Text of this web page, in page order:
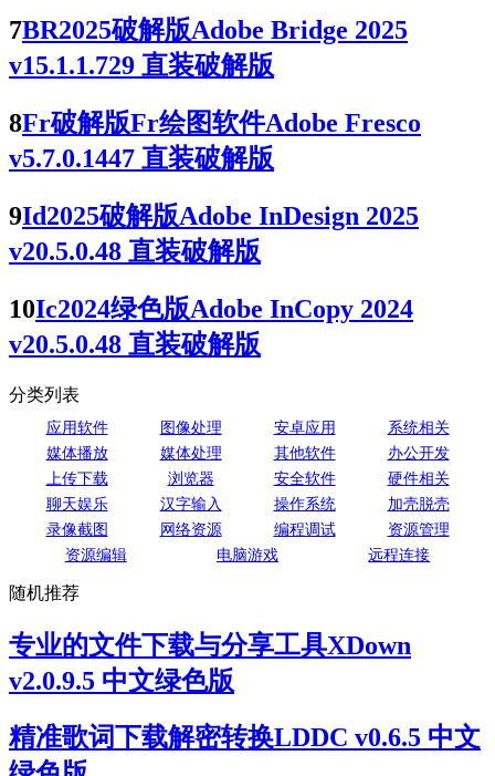
7BR2025破解版Adobe Bridge 2025
v15.1.1.729 直装破解版
8Fr破解版Fr绘图软件Adobe Fresco
v5.7.0.1447 直装破解版
9Id2025破解版Adobe InDesign 2025
v20.5.0.48 直装破解版
10Ic2024绿色版Adobe InCopy 2024
v20.5.0.48 直装破解版
分类列表
应用软件 图像处理 安卓应用
系统相关
媒体播放
媒体处理 其他软件
办公开发
上传下载
浏览器 安全软件
硬件相关
聊天娱乐
汉字输入 操作系统
加壳脱壳
录像截图
网络资源 编程调试
资源管理
资源编辑
电脑游戏 远程连接
随机推荐
专业的文件下载与分享工具XDown
v2.0.9.5 中文绿色版
精准歌词下载解密转换LDDC v0.6.5 中文